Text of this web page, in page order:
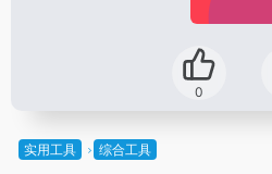
0
实用工具 综合工具